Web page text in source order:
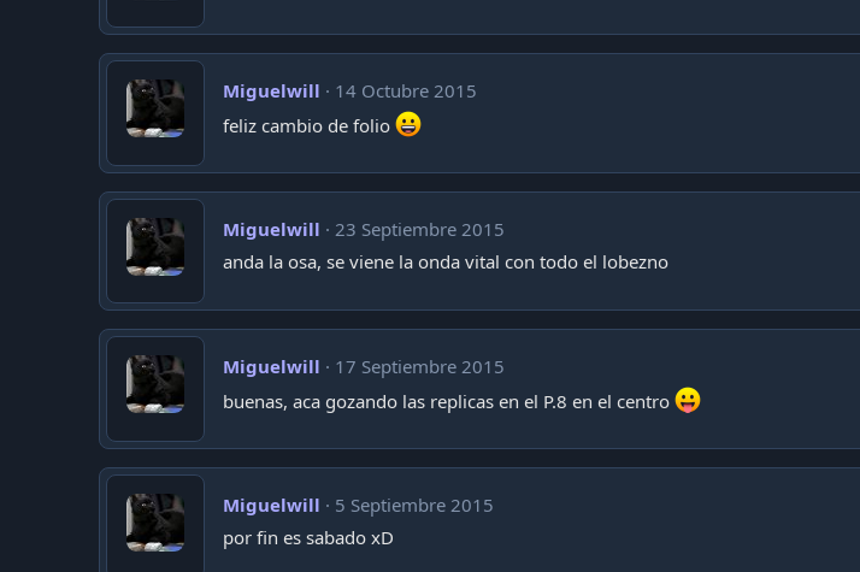
Miguelwill
14 Octubre 2015
feliz cambio de folio
Miguelwill
23 Septiembre 2015
anda la osa, se viene la onda vital con todo el lobezno
Miguelwill
17 Septiembre 2015
buenas, aca gozando las replicas en el P.8 en el centro
Miguelwill
5 Septiembre 2015
por fin es sabado xD